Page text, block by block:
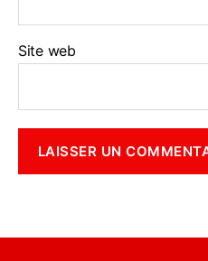
Site web